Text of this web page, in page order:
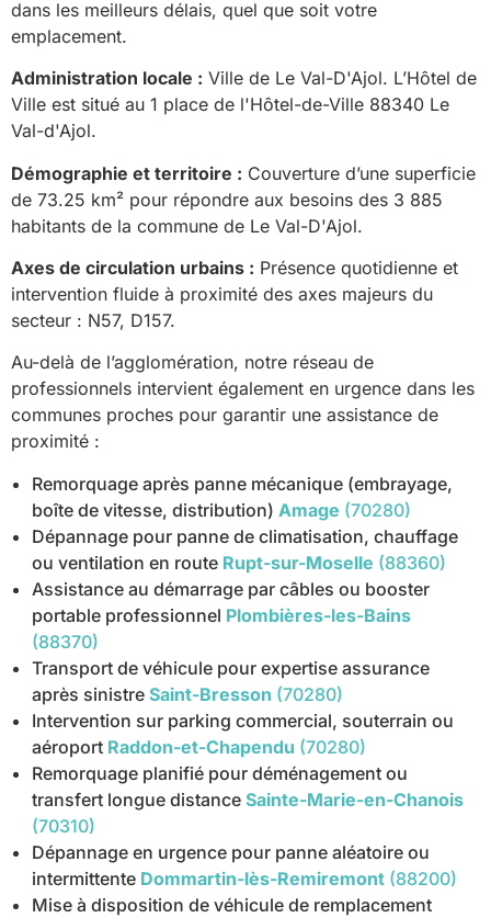
dans les meilleurs délais, quel que soit votre
emplacement.
Administration locale : Ville de Le Val-D'Ajol. L’Hôtel de
Ville est situé au 1 place de l'Hôtel-de-Ville 88340 Le
Val-d'Ajol.
Démographie et territoire : Couverture d’une superficie
de 73.25 km² pour répondre aux besoins des 3 885
habitants de la commune de Le Val-D'Ajol.
Axes de circulation urbains : Présence quotidienne et
intervention fluide à proximité des axes majeurs du
secteur : N57, D157.
Au-delà de l’agglomération, notre réseau de
professionnels intervient également en urgence dans les
communes proches pour garantir une assistance de
proximité :
Remorquage après panne mécanique (embrayage,
boîte de vitesse, distribution) Amage (70280)
Dépannage pour panne de climatisation, chauffage
ou ventilation en route Rupt-sur-Moselle (88360)
Assistance au démarrage par câbles ou booster
portable professionnel Plombières-les-Bains
(88370)
Transport de véhicule pour expertise assurance
après sinistre Saint-Bresson (70280)
Intervention sur parking commercial, souterrain ou
aéroport Raddon-et-Chapendu (70280)
Remorquage planifié pour déménagement ou
transfert longue distance Sainte-Marie-en-Chanois
(70310)
Dépannage en urgence pour panne aléatoire ou
intermittente Dommartin-lès-Remiremont (88200)
Mise à disposition de véhicule de remplacement